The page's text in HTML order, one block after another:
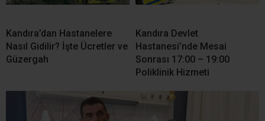
Kandıra’dan Hastanelere
Nasıl Gidilir? İşte Ücretler ve
Güzergah
Kandıra Devlet
Hastanesi’nde Mesai
Sonrası 17:00 – 19:00
Poliklinik Hizmeti